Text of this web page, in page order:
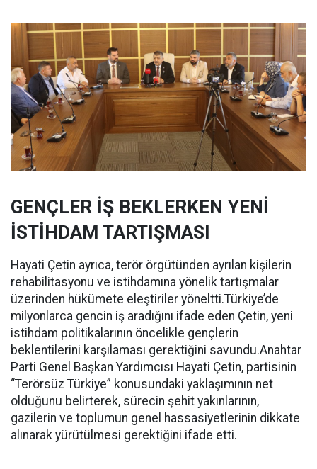
GENÇLER İŞ BEKLERKEN YENİ
İSTİHDAM TARTIŞMASI
Hayati Çetin ayrıca, terör örgütünden ayrılan kişilerin
rehabilitasyonu ve istihdamına yönelik tartışmalar
üzerinden hükümete eleştiriler yöneltti.Türkiye’de
milyonlarca gencin iş aradığını ifade eden Çetin, yeni
istihdam politikalarının öncelikle gençlerin
beklentilerini karşılaması gerektiğini savundu.Anahtar
Parti Genel Başkan Yardımcısı Hayati Çetin, partisinin
“Terörsüz Türkiye” konusundaki yaklaşımının net
olduğunu belirterek, sürecin şehit yakınlarının,
gazilerin ve toplumun genel hassasiyetlerinin dikkate
alınarak yürütülmesi gerektiğini ifade etti.